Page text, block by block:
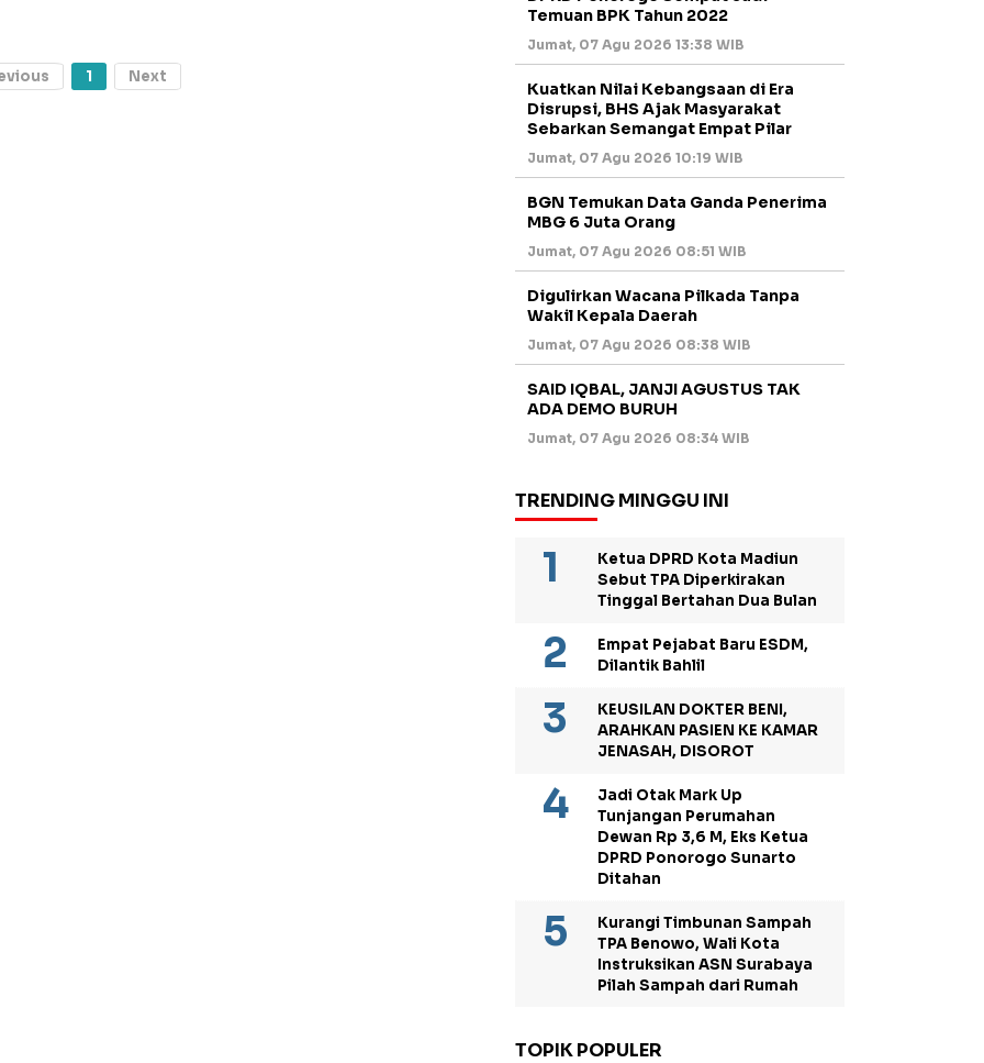
1 Next
Temuan BPK Tahun 2022
Jumat, 07 Agu 2026 13:38 WIB
Kuatkan Nilai Kebangsaan di Era
Disrupsi, BHS Ajak Masyarakat
Sebarkan Semangat Empat Pilar
Jumat, 07 Agu 2026 10:19 WIB
BGN Temukan Data Ganda Penerima
MBG 6 Juta Orang
Jumat, 07 Agu 2026 08:51 WIB
Digulirkan Wacana Pilkada Tanpa
Wakil Kepala Daerah
Jumat, 07 Agu 2026 08:38 WIB
SAID IQBAL, JANJI AGUSTUS TAK
ADA DEMO BURUH
Jumat, 07 Agu 2026 08:34 WIB
TRENDING MINGGU INI
Ketua DPRD Kota Madiun
Sebut TPA Diperkirakan
Tinggal Bertahan Dua Bulan
Empat Pejabat Baru ESDM,
Dilantik Bahlil
KEUSILAN DOKTER BENI,
ARAHKAN PASIEN KE KAMAR
JENASAH, DISOROT
Jadi Otak Mark Up
Tunjangan Perumahan
Dewan Rp 3,6 M, Eks Ketua
DPRD Ponorogo Sunarto
Ditahan
Kurangi Timbunan Sampah
TPA Benowo, Wali Kota
Instruksikan ASN Surabaya
Pilah Sampah dari Rumah
TOPIK POPULER